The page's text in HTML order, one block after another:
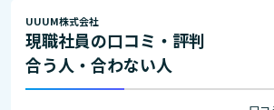
UUUM株式会社
現職社員の口コミ・評判
合う人・合わない人